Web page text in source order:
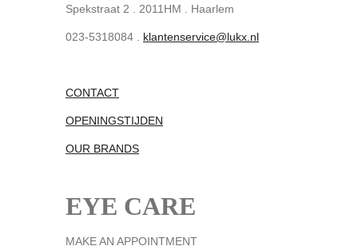
Spekstraat 2 . 2011HM . Haarlem
023-5318084 . klantenservice@lukx.nl
CONTACT
OPENINGSTIJDEN
OUR BRANDS
EYE CARE
MAKE AN APPOINTMENT